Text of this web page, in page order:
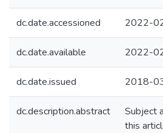
dc.date.accessioned 2022-
dc.date.available 2022-
dc.date.issued 2018-
dc.description.abstract
Subject
this